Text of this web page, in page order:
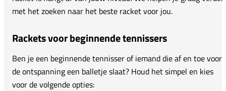
met het zoeken naar het beste racket voor jou.
Rackets voor beginnende tennissers
Ben je een beginnende tennisser of iemand die af en toe voor
de ontspanning een balletje slaat? Houd het simpel en kies
voor de volgende opties: